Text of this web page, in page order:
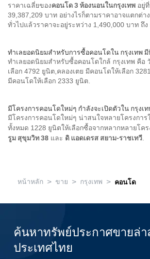
ราคาเฉลี่ยของคอนโด 3 ห้องนอนในกรุงเทพ อยู่
39,387,209 บาท อย่างไรก็ตามราคาอาจแตกต่า
ทั่วไปแล้วราคาจะอยู่ระหว่าง 1,490,000 บาท ถึ
ทำเลยอดนิยมสำหรับการซื้อคอนโดใน กรุงเทพ
ทำเลยอดนิยมสำหรับซื้อคอนโดใกล้ กรุงเทพ คื
เลือก 4792 ยูนิต,คลองเตย มีคอนโดให้เลือก
มีคอนโดให้เลือก 2333 ยูนิต.
มีโครงการคอนโดใหม่ๆ กำลังจะเปิดตัวใน กรุงเ
มีโครงการคอนโดใหม่ๆ น่าสนใจหลายโครงการ
ทั้งหมด 1228 ยูนิตให้เลือกซื้อจากหลากหลายโค
รูม สุขุมวิท 38 และ ดิ แอดเดรส สยาม-ราชเทวี.
หน้าหลัก > ขาย > กรุงเทพ > คอนโด
ค้นหาทรัพย์ประกาศขายล่
ประเทศไทย